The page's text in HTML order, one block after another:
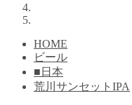
HOME
ビール
■日本
荒川サンセットIPA